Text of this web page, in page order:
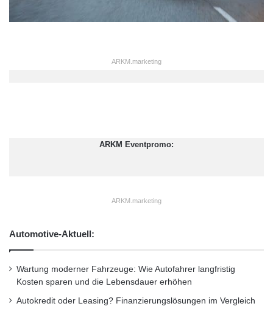
ARKM.marketing
ARKM Eventpromo:
ARKM.marketing
Automotive-Aktuell:
Wartung moderner Fahrzeuge: Wie Autofahrer langfristig
Kosten sparen und die Lebensdauer erhöhen
Autokredit oder Leasing? Finanzierungslösungen im Vergleich